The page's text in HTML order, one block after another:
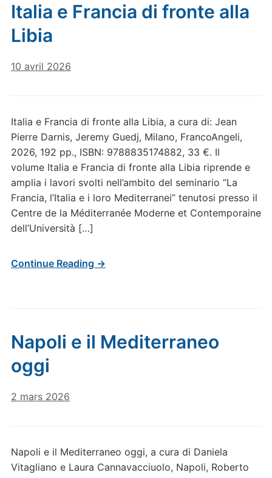
Italia e Francia di fronte alla
Libia
10 avril 2026
Italia e Francia di fronte alla Libia, a cura di: Jean
Pierre Darnis, Jeremy Guedj, Milano, FrancoAngeli,
2026, 192 pp., ISBN: 9788835174882, 33 €. Il
volume Italia e Francia di fronte alla Libia riprende e
amplia i lavori svolti nell’ambito del seminario “La
Francia, l’Italia e i loro Mediterranei” tenutosi presso il
Centre de la Méditerranée Moderne et Contemporaine
dell’Università […]
Continue Reading →
Napoli e il Mediterraneo
oggi
2 mars 2026
Napoli e il Mediterraneo oggi, a cura di Daniela
Vitagliano e Laura Cannavacciuolo, Napoli, Roberto